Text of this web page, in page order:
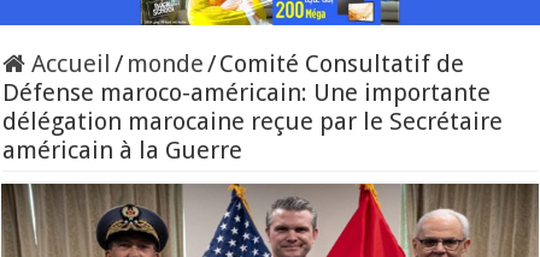
Accueil / monde/Comité Consultatif de
Défense maroco-américain: Une importante
délégation marocaine reçue par le Secrétaire
américain à la Guerre